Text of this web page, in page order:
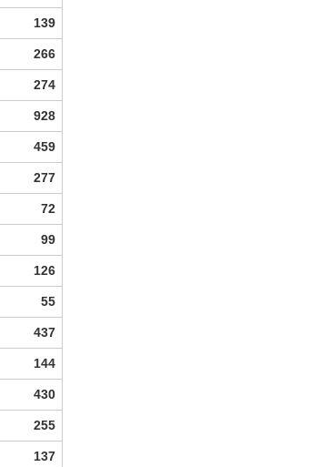
139
266
274
928
459
277
72
99
126
55
437
144
430
255
137